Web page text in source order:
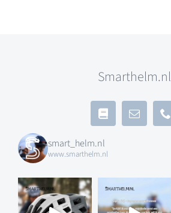
Smarthelm.nl
smart_helm.nl
www.smarthelm.nl